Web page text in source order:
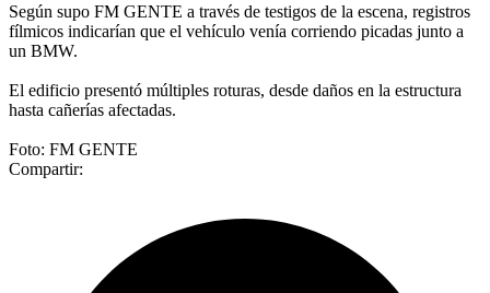
Según supo FM GENTE a través de testigos de la escena, registros
fílmicos indicarían que el vehículo venía corriendo picadas junto a
un BMW.
El edificio presentó múltiples roturas, desde daños en la estructura
hasta cañerías afectadas.
Foto: FM GENTE
Compartir: